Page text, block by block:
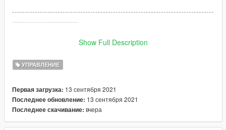
--------------------------------------------------------------------------------
--------------------------
------------------------------------------------------------------------------
1: copy the handling.meta file and paste inside the folder
go to: /GTAV/mods/update/dlcpacks/s1000rr/dlc.rpf/data
------------------------------------------------------------------------------
Show Full Description
УПРАВЛЕНИЕ
Первая загрузка: 13 сентября 2021
Последнее обновление: 13 сентября 2021
Последнее скачивание: вчера